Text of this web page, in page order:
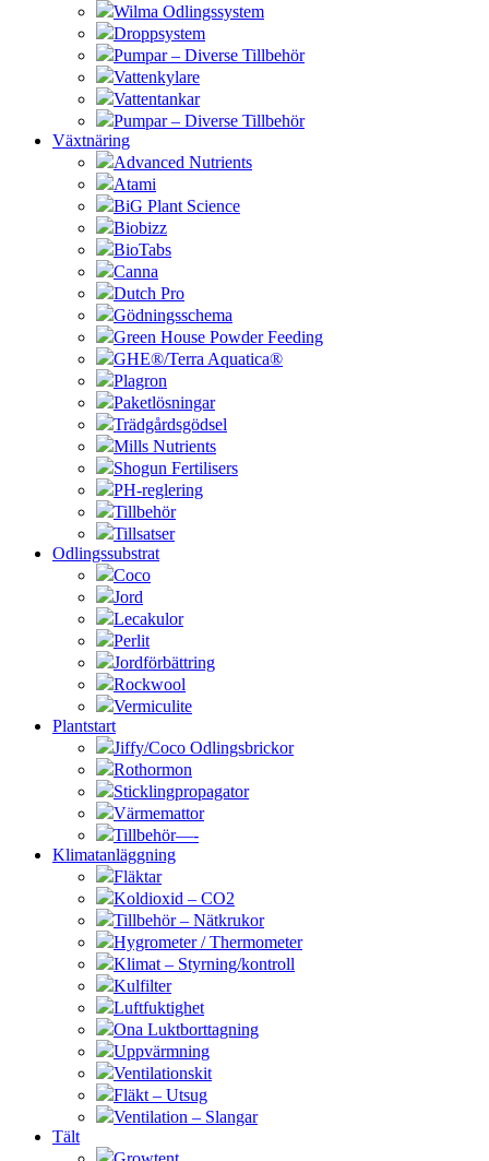
Wilma Odlingssystem
Droppsystem
Pumpar – Diverse Tillbehör
Vattenkylare
Vattentankar
Pumpar – Diverse Tillbehör
Växtnäring
Advanced Nutrients
Atami
BiG Plant Science
Biobizz
BioTabs
Canna
Dutch Pro
Gödningsschema
Green House Powder Feeding
GHE®/Terra Aquatica®
Plagron
Paketlösningar
Trädgårdsgödsel
Mills Nutrients
Shogun Fertilisers
PH-reglering
Tillbehör
Tillsatser
Odlingssubstrat
Coco
Jord
Lecakulor
Perlit
Jordförbättring
Rockwool
Vermiculite
Plantstart
Jiffy/Coco Odlingsbrickor
Rothormon
Sticklingpropagator
Värmemattor
Tillbehör—-
Klimatanläggning
Fläktar
Koldioxid – CO2
Tillbehör – Nätkrukor
Hygrometer / Thermometer
Klimat – Styrning/kontroll
Kulfilter
Luftfuktighet
Ona Luktborttagning
Uppvärmning
Ventilationskit
Fläkt – Utsug
Ventilation – Slangar
Tält